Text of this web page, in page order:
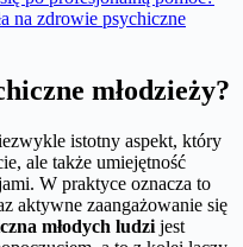
na zdrowie psychiczne
młodzieży?
istotny aspekt, który
ale także umiejętność
W praktyce oznacza to
aktywne zaangażowanie się
młodych ludzi jest